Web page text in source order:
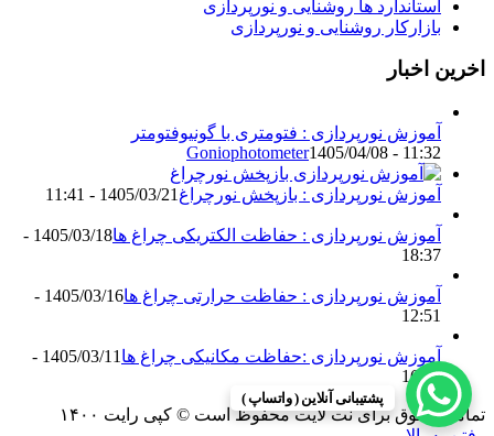
استاندارد ها روشنایی و نورپردازی
بازارکار روشنایی و نورپردازی
اخرین اخبار
آموزش نورپردازی : فتومتری با گونیوفتومتر
Goniophotometer1405/04/08 - 11:32
آموزش نورپردازی : بازپخش نورچراغ 1405/03/21 - 11:41
آموزش نورپردازی : حفاظت الکتریکی چراغ ها
1405/03/18 -
18:37
آموزش نورپردازی : حفاظت حرارتی چراغ ها
1405/03/16 -
12:51
آموزش نورپردازی :حفاظت مکانیکی چراغ ها
1405/03/11 -
16:13
تمامی حقوق برای نت لایت محفوظ است © کپی رایت ۱۴۰۰
پشتیبانی آنلاین ( واتساپ )